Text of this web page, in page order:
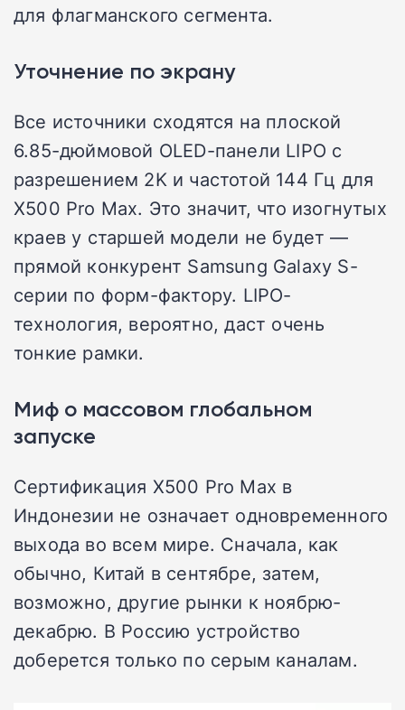
для флагманского сегмента.
Уточнение по экрану
Все источники сходятся на плоской
6.85-дюймовой OLED-панели LIPO с
разрешением 2K и частотой 144 Гц для
X500 Pro Max. Это значит, что изогнутых
краев у старшей модели не будет —
прямой конкурент Samsung Galaxy S-
серии по форм-фактору. LIPO-
технология, вероятно, даст очень
тонкие рамки.
Миф о массовом глобальном
запуске
Сертификация X500 Pro Max в
Индонезии не означает одновременного
выхода во всем мире. Сначала, как
обычно, Китай в сентябре, затем,
возможно, другие рынки к ноябрю-
декабрю. В Россию устройство
доберется только по серым каналам.